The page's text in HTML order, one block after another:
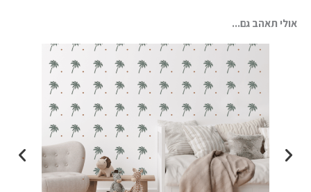
אולי תאהב גם...